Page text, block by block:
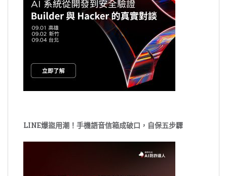
LINE爆盜用潮！手機語音信箱成破口，自保五步驟